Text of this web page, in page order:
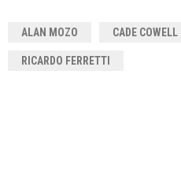
ALAN MOZO CADE COWELL
RICARDO FERRETTI